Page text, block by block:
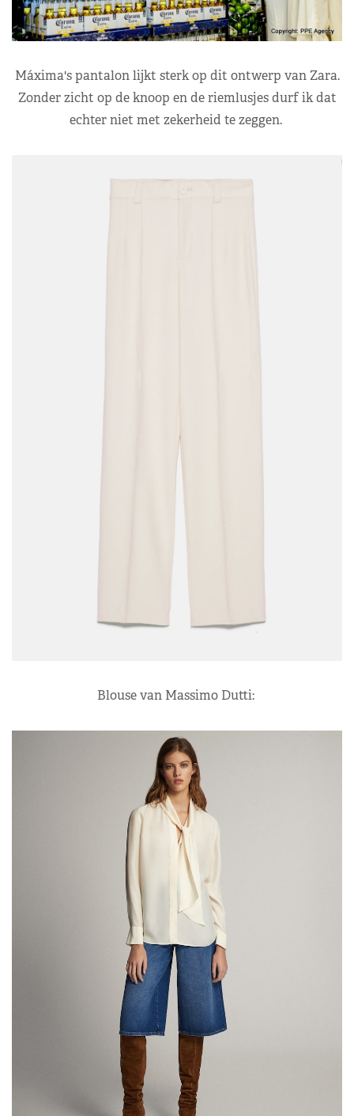
Máxima's pantalon lijkt sterk op dit ontwerp van Zara.
Zonder zicht op de knoop en de riemlusjes durf ik dat
echter niet met zekerheid te zeggen.
Blouse van Massimo Dutti: